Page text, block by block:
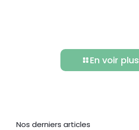
En voir plus
Nos derniers articles